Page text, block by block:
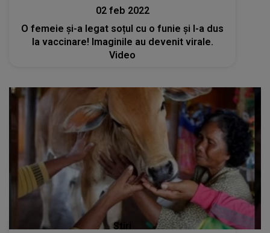
02 feb 2022
O femeie și-a legat soțul cu o funie și l-a dus
la vaccinare! Imaginile au devenit virale.
Video
Stiri